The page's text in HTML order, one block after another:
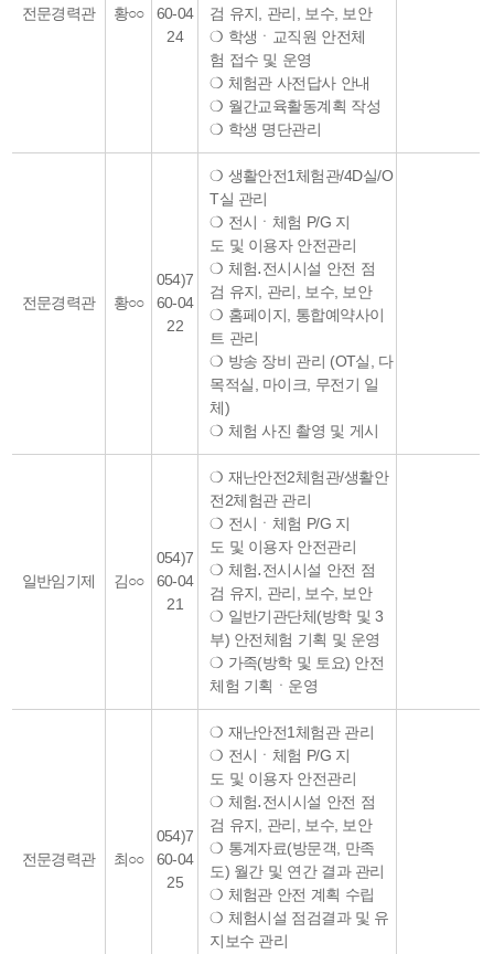
전문경력관 황○○
60-04
24
검 유지, 관리, 보수, 보안
❍ 학생ㆍ교직원 안전체
험 접수 및 운영
❍ 체험관 사전답사 안내
❍ 월간교육활동계획 작성
❍ 학생 명단관리
전문경력관 황○○
054)7
60-04
22
❍ 생활안전1체험관/4D실/O
T실 관리
❍ 전시ㆍ체험 P/G 지
도 및 이용자 안전관리
❍ 체험․전시시설 안전 점
검 유지, 관리, 보수, 보안
❍ 홈페이지, 통합예약사이
트 관리
❍ 방송 장비 관리 (OT실, 다
목적실, 마이크, 무전기 일
체)
❍ 체험 사진 촬영 및 게시
일반임기제 김○○
054)7
60-04
21
❍ 재난안전2체험관/생활안
전2체험관 관리
❍ 전시ㆍ체험 P/G 지
도 및 이용자 안전관리
❍ 체험․전시시설 안전 점
검 유지, 관리, 보수, 보안
❍ 일반기관단체(방학 및 3
부) 안전체험 기획 및 운영
❍ 가족(방학 및 토요) 안전
체험 기획ㆍ운영
전문경력관 최○○
054)7
60-04
25
❍ 재난안전1체험관 관리
❍ 전시ㆍ체험 P/G 지
도 및 이용자 안전관리
❍ 체험․전시시설 안전 점
검 유지, 관리, 보수, 보안
❍ 통계자료(방문객, 만족
도) 월간 및 연간 결과 관리
❍ 체험관 안전 계획 수립
❍ 체험시설 점검결과 및 유
지보수 관리